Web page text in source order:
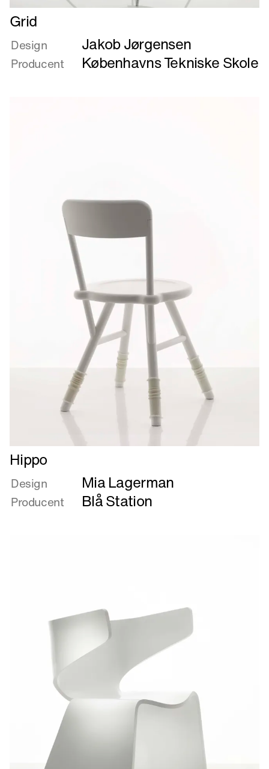
Læs
mere
om
Grid
Grid
Design Jakob Jørgensen
Producent Københavns Tekniske Skole
Læs
mere
om
Hippo
Hippo
Design Mia Lagerman
Producent Blå Station